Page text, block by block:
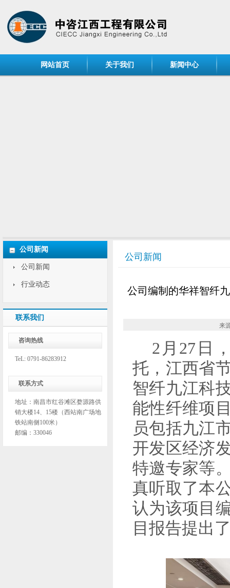
网站首页 关于我们 新闻中心
公司新闻
公司新闻
行业动态
联系我们
咨询热线
TeL: 0791-86283912
联系方式
地址：南昌市红谷滩区婺源路供
销大楼14、15楼（西站南广场地
铁站南侧100米）
邮编：330046
公司新闻
公司编制的华祥智纤
来
2月27日
托，江西省
智纤九江科
能性纤维项
员包括九江
开发区经济
特邀专家等
真听取了本
认为该项目
目报告提出